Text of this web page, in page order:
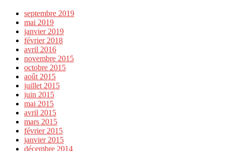
septembre 2019
mai 2019
janvier 2019
février 2018
avril 2016
novembre 2015
octobre 2015
août 2015
juillet 2015
juin 2015
mai 2015
avril 2015
mars 2015
février 2015
janvier 2015
décembre 2014